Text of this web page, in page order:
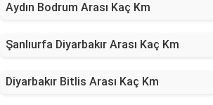
Aydın Bodrum Arası Kaç Km
Şanlıurfa Diyarbakır Arası Kaç Km
Diyarbakır Bitlis Arası Kaç Km